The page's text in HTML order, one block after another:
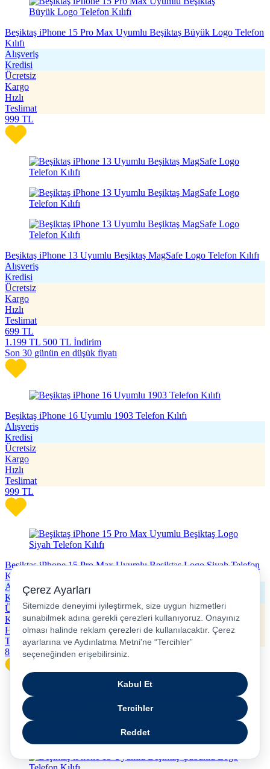
Beşiktaş iPhone 15 Pro Max Uyumlu Beşiktaş Büyük Logo Telefon
Kılıfı
Alışveriş
Kredisi
Ücretsiz
Kargo
Hızlı
Teslimat
999 TL
Beşiktaş iPhone 13 Uyumlu Beşiktaş MagSafe Logo Telefon Kılıfı
Alışveriş
Kredisi
Ücretsiz
Kargo
Hızlı
Teslimat
699 TL
1.199 TL 500 TL İndirim
Son 30 günün en düşük fiyatı
Beşiktaş iPhone 16 Uyumlu 1903 Telefon Kılıfı
Alışveriş
Kredisi
Ücretsiz
Kargo
Hızlı
Teslimat
999 TL
Beşiktaş iPhone 15 Pro Max Uyumlu Beşiktaş Logo Siyah Telefon
Kılıfı
Alışveriş
Kredisi
Ücretsiz
Kargo
Hızlı
Teslimat
899 TL